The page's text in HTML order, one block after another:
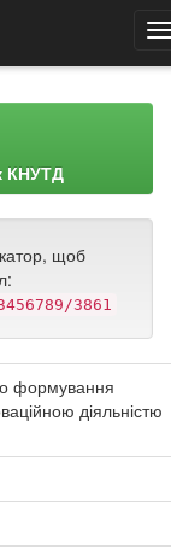
КНУТД
щоб
3861
формування
діяльністю